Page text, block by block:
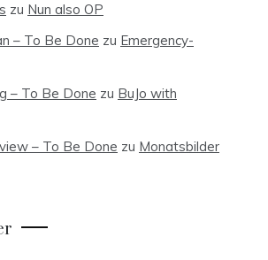
zu Nun also OP
– To Be Done zu Emergency-
– To Be Done zu BuJo with
– To Be Done zu Monatsbilder